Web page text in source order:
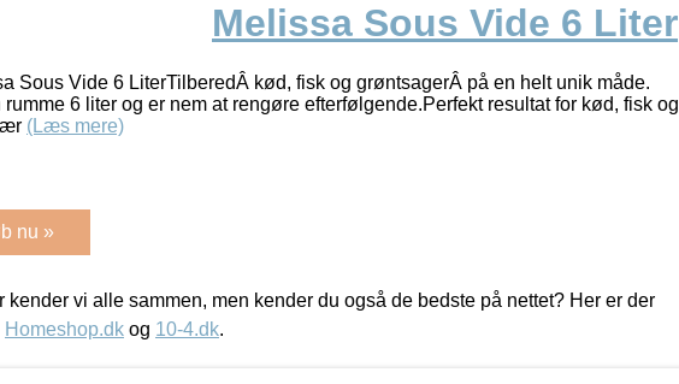
Melissa Sous Vide 6 Liter
Sous Vide 6 LiterTilberedÂ kød, fisk og grøntsagerÂ på en helt unik måde.
6 liter og er nem at rengøre efterfølgende.Perfekt resultat for kød, fisk og
(Læs mere)
nu »
vi alle sammen, men kender du også de bedste på nettet? Her er der
Homeshop.dk og 10-4.dk.